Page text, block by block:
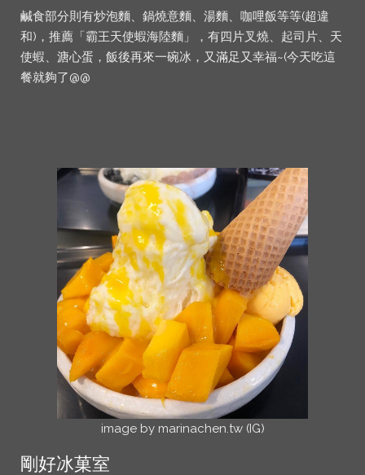
鹹食部分則有炒泡麵、鍋燒意麵、湯麵、咖哩飯等等(超違
和)，推薦「霸王天使蝦海陸麵」，有四片叉燒、起司片、天
使蝦、溏心蛋，飯後再來一碗冰，又滿足又幸福~(今天吃這
餐就夠了@@
image by marinachen.tw (IG)
剛好冰菓室